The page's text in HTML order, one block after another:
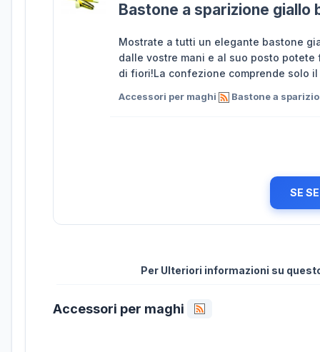
Bastone a sparizione giallo
Mostrate a tutti un elegante bastone
dalle vostre mani e al suo posto
di fiori!La confezione comprende solo
Accessori per maghi Bastone a
SE
Per Ulteriori informazioni su
Accessori per maghi